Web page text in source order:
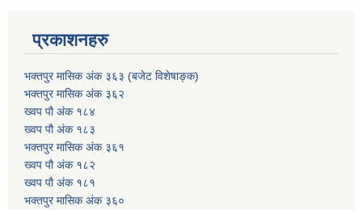
प्रकाशनहरु
भक्तपुर मासिक अंक ३६३ (बजेट विशेषाङ्क)
भक्तपुर मासिक अंक ३६२
ख्वप पौ अंक १८४
ख्वप पौ अंक १८३
भक्तपुर मासिक अंक ३६१
ख्वप पौ अंक १८२
ख्वप पौ अंक १८१
भक्तपुर मासिक अंक ३६०